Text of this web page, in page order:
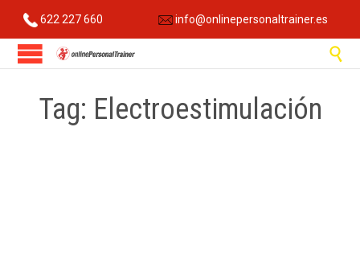
622 227 660 info@onlinepersonaltrainer.es

Tag: Electroestimulación